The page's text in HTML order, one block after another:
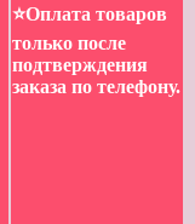
⭐️Оплата товаров
только после
подтверждения
заказа по телефону.